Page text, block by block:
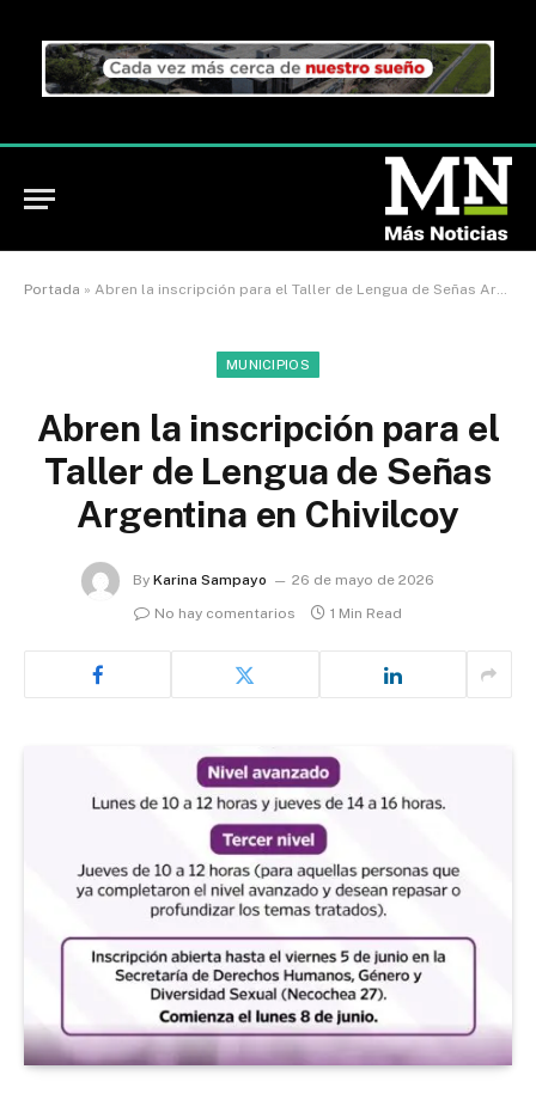
Portada » Abren la inscripción para el Taller de Lengua de Señas Argentina en Chivilcoy
MUNICIPIOS
Abren la inscripción para el
Taller de Lengua de Señas
Argentina en Chivilcoy
By Karina Sampayo
26 de mayo de 2026
No hay comentarios
1 Min Read